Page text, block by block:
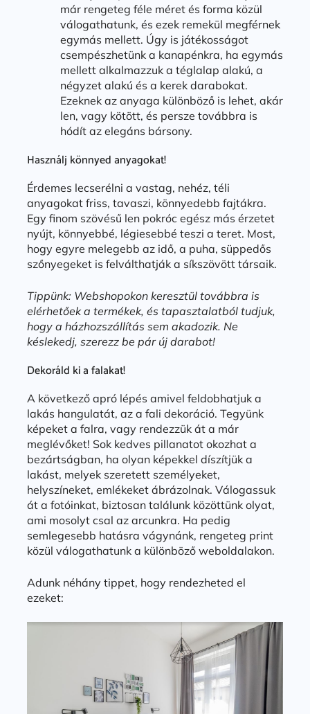
már rengeteg féle méret és forma közül
válogathatunk, és ezek remekül megférnek
egymás mellett. Úgy is játékosságot
csempészhetünk a kanapénkra, ha egymás
mellett alkalmazzuk a téglalap alakú, a
négyzet alakú és a kerek darabokat.
Ezeknek az anyaga különböző is lehet, akár
len, vagy kötött, és persze továbbra is
hódít az elegáns bársony.
Használj könnyed anyagokat!
Érdemes lecserélni a vastag, nehéz, téli
anyagokat friss, tavaszi, könnyedebb fajtákra.
Egy finom szövésű len pokróc egész más érzetet
nyújt, könnyebbé, légiesebbé teszi a teret. Most,
hogy egyre melegebb az idő, a puha, süppedős
szőnyegeket is felválthatják a síkszövött társaik.
Tippünk: Webshopokon keresztül továbbra is
elérhetőek a termékek, és tapasztalatból tudjuk,
hogy a házhozszállítás sem akadozik. Ne
késlekedj, szerezz be pár új darabot!
Dekoráld ki a falakat!
A következő apró lépés amivel feldobhatjuk a
lakás hangulatát, az a fali dekoráció. Tegyünk
képeket a falra, vagy rendezzük át a már
meglévőket! Sok kedves pillanatot okozhat a
bezártságban, ha olyan képekkel díszítjük a
lakást, melyek szeretett személyeket,
helyszíneket, emlékeket ábrázolnak. Válogassuk
át a fotóinkat, biztosan találunk közöttünk olyat,
ami mosolyt csal az arcunkra. Ha pedig
semlegesebb hatásra vágynánk, rengeteg print
közül válogathatunk a különböző weboldalakon.
Adunk néhány tippet, hogy rendezheted el
ezeket: